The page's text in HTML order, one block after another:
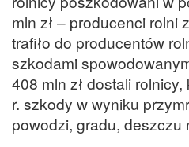
mln zł – producenci rolni
trafiło do producentów
szkodami
408 mln zł dostali
r. szkody w wyniku
powodzi, gradu, deszczu